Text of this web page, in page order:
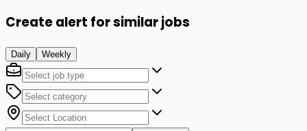
Create alert for similar jobs
Daily Weekly